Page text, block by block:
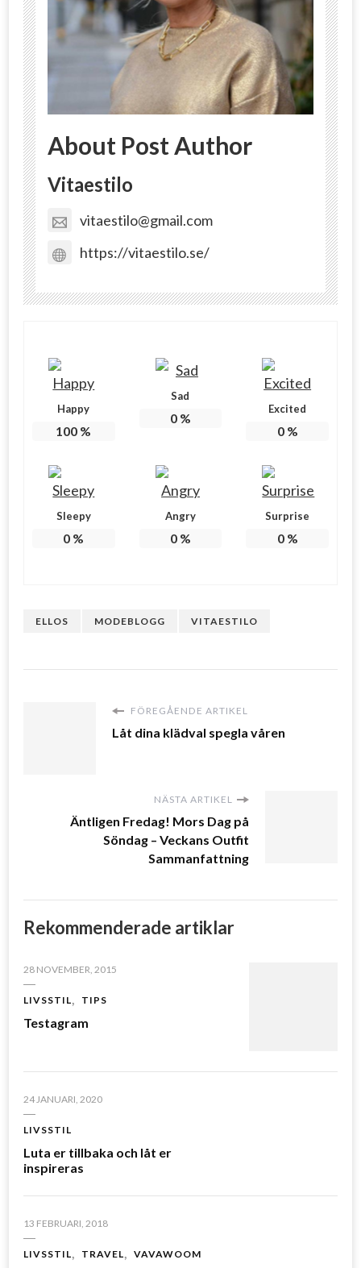
About Post Author
Vitaestilo
vitaestilo@gmail.com
https://vitaestilo.se/
Happy
100 %
Sad
0%
Excited
0%
Sleepy
0 %
Angry
0%
Surprise
0%
ELLOS MODEBLOGG VITAESTILO
FÖREGÅENDE ARTIKEL
Låt dina klädval spegla våren
NÄSTA ARTIKEL
Äntligen Fredag! Mors Dag på
Söndag – Veckans Outfit
Sammanfattning
Rekommenderade artiklar
28 NOVEMBER, 2015
LIVSSTIL TIPS
Testagram
24 JANUARI, 2020
LIVSSTIL
Luta er tillbaka och låt er
inspireras
13 FEBRUARI, 2018
LIVSSTIL TRAVEL VAVAWOOM